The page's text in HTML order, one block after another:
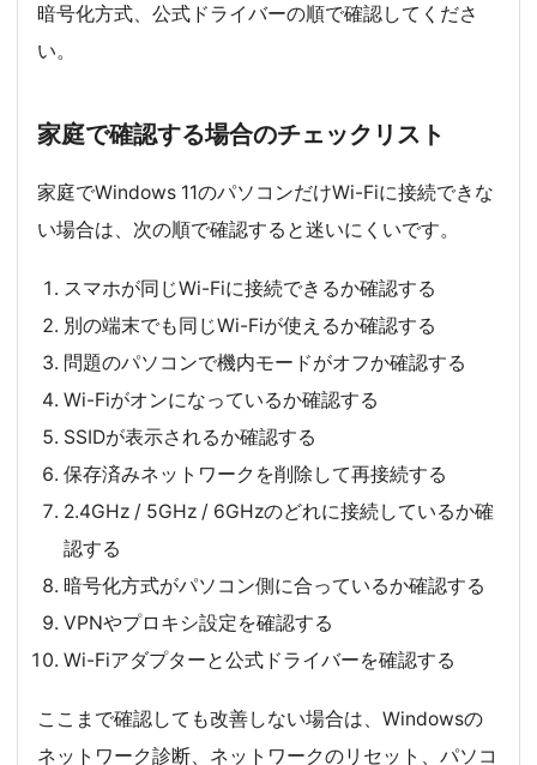
暗号化方式、公式ドライバーの順で確認してくださ
い。
家庭で確認する場合のチェックリスト
家庭でWindows 11のパソコンだけWi-Fiに接続できな
い場合は、次の順で確認すると迷いにくいです。
スマホが同じWi-Fiに接続できるか確認する
別の端末でも同じWi-Fiが使えるか確認する
問題のパソコンで機内モードがオフか確認する
Wi-Fiがオンになっているか確認する
SSIDが表示されるか確認する
保存済みネットワークを削除して再接続する
2.4GHz / 5GHz / 6GHzのどれに接続しているか確
認する
暗号化方式がパソコン側に合っているか確認する
VPNやプロキシ設定を確認する
Wi-Fiアダプターと公式ドライバーを確認する
ここまで確認しても改善しない場合は、Windowsの
ネットワーク診断、ネットワークのリセット、パソコ